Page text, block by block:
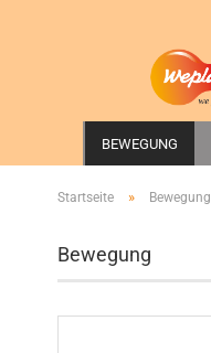
BEWEGUNG
Startseite » Bewegung
Bewegung